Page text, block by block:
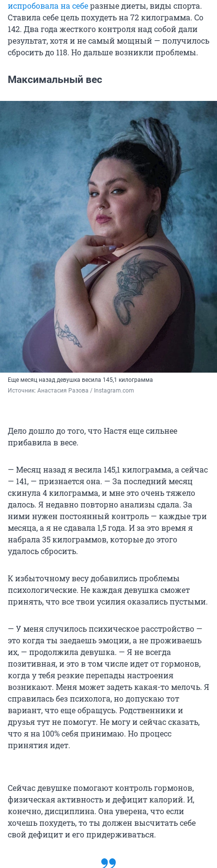
испробовала на себеразные диеты, виды спорта.
Ставила себе цель похудеть на 72 килограмма. Со
142. Два года жесткого контроля над собой дали
результат, хотя и не самый мощный — получилось
сбросить до 118. Но дальше возникли проблемы.
Максимальный вес
Еще месяц назад девушка весила 145,1 килограмма
Источник: Анастасия Разова / Instagram.com
Дело дошло до того, что Настя еще сильнее
прибавила в весе.
— Месяц назад я весила 145,1 килограмма, а сейчас
— 141, — признается она. — За последний месяц
скинула 4 килограмма, и мне это очень тяжело
далось. Я недавно повторно анализы сдала. За
ними нужен постоянный контроль — каждые три
месяца, а я не сдавала 1,5 года. И за это время я
набрала 35 килограммов, которые до этого
удалось сбросить.
К избыточному весу добавились проблемы
психологические. Не каждая девушка сможет
принять, что все твои усилия оказались пустыми.
— У меня случилось психическое расстройство —
это когда ты заедаешь эмоции, а не проживаешь
их, — продолжила девушка. — Я не всегда
позитивная, и это в том числе идет от гормонов,
когда у тебя резкие перепады настроения
возникают. Меня может задеть какая-то мелочь. Я
справилась без психолога, но допускаю тот
вариант, что еще обращусь. Родственники и
друзья тут не помогут. Не могу и сейчас сказать,
что я на 100% себя принимаю. Но процесс
принятия идет.
Сейчас девушке помогают контроль гормонов,
физическая активность и дефицит калорий. И,
конечно, дисциплина. Она уверена, что если
хочешь похудеть, то ты должен высчитать себе
свой дефицит и его придерживаться.